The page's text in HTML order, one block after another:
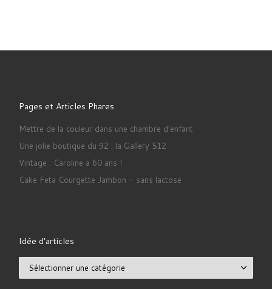
Pages et Articles Phares
Mettre de la couleur dans une chambre d'enfant
Une jolie boutique du 92 : la Gallery 512
Vintage : Caroline a 60 ans !
Cake Feta Courgette Jambon - sans lactose
Idée d’articles